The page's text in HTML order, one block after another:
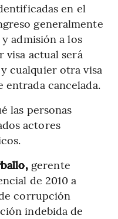
en el
generalmente
admisión a los
visa actual será
cualquier otra visa
entrada cancelada.
las personas
actores
gerente
de 2010 a
corrupción
indebida de